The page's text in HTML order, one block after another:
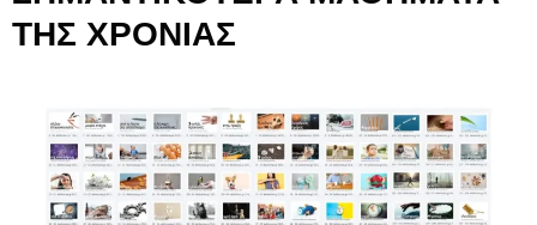
ΤΗΣ ΧΡΟΝΙΑΣ